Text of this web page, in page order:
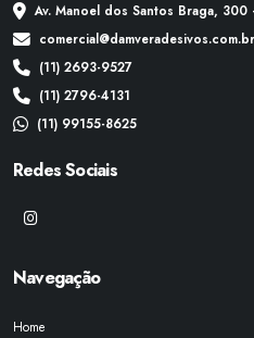
Av. Manoel dos Santos Braga, 300
comercial@damveradesivos.com.br
(11) 2693-9527
(11) 2796-4131
(11) 99155-8625
Redes Sociais
Navegação
Home